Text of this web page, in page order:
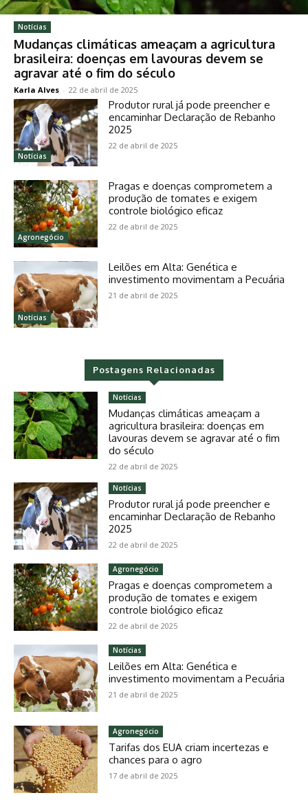
Notícias
Mudanças climáticas ameaçam a agricultura
brasileira: doenças em lavouras devem se
agravar até o fim do século
Karla Alves - 22 de abril de 2025
Notícias
Produtor rural já pode preencher e
encaminhar Declaração de Rebanho
2025
22 de abril de 2025
Agronegócio
Pragas e doenças comprometem a
produção de tomates e exigem
controle biológico eficaz
22 de abril de 2025
Notícias
Leilões em Alta: Genética e
investimento movimentam a Pecuária
21 de abril de 2025
Postagens Relacionadas
Notícias
Mudanças climáticas ameaçam a
agricultura brasileira: doenças em
lavouras devem se agravar até o fim
do século
22 de abril de 2025
Notícias
Produtor rural já pode preencher e
encaminhar Declaração de Rebanho
2025
22 de abril de 2025
Agronegócio
Pragas e doenças comprometem a
produção de tomates e exigem
controle biológico eficaz
22 de abril de 2025
Notícias
Leilões em Alta: Genética e
investimento movimentam a Pecuária
21 de abril de 2025
Agronegócio
Tarifas dos EUA criam incertezas e
chances para o agro
17 de abril de 2025